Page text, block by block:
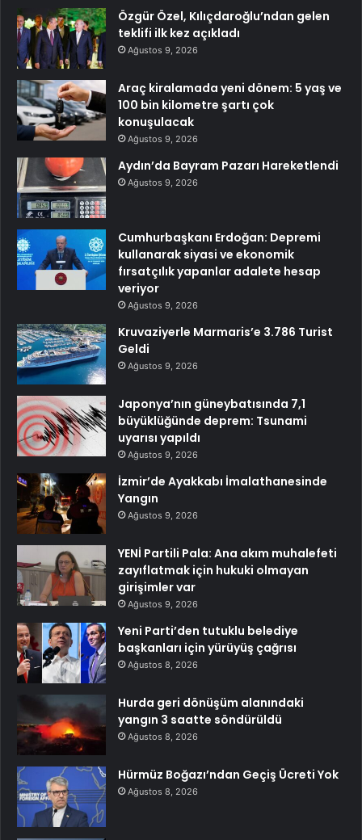
Özgür Özel, Kılıçdaroğlu’ndan gelen
teklifi ilk kez açıkladı
Ağustos 9, 2026
Araç kiralamada yeni dönem: 5 yaş ve
100 bin kilometre şartı çok
konuşulacak
Ağustos 9, 2026
Aydın’da Bayram Pazarı Hareketlendi
Ağustos 9, 2026
Cumhurbaşkanı Erdoğan: Depremi
kullanarak siyasi ve ekonomik
fırsatçılık yapanlar adalete hesap
veriyor
Ağustos 9, 2026
Kruvaziyerle Marmaris’e 3.786 Turist
Geldi
Ağustos 9, 2026
Japonya’nın güneybatısında 7,1
büyüklüğünde deprem: Tsunami
uyarısı yapıldı
Ağustos 9, 2026
İzmir’de Ayakkabı İmalathanesinde
Yangın
Ağustos 9, 2026
YENİ Partili Pala: Ana akım muhalefeti
zayıflatmak için hukuki olmayan
girişimler var
Ağustos 9, 2026
Yeni Parti’den tutuklu belediye
başkanları için yürüyüş çağrısı
Ağustos 8, 2026
Hurda geri dönüşüm alanındaki
yangın 3 saatte söndürüldü
Ağustos 8, 2026
Hürmüz Boğazı’ndan Geçiş Ücreti Yok
Ağustos 8, 2026